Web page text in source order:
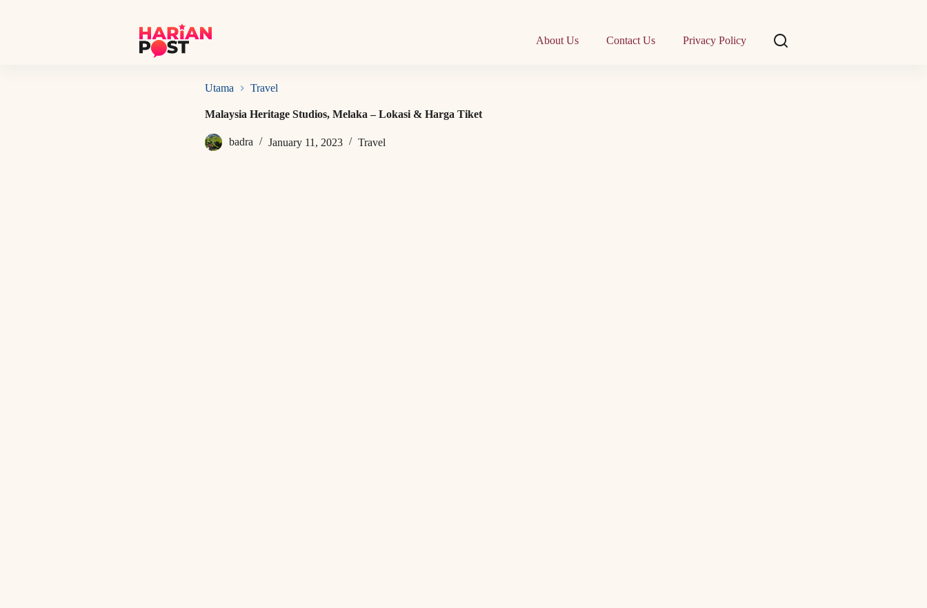
About Us Contact Us Privacy Policy
Utama Travel
Malaysia Heritage Studios, Melaka – Lokasi & Harga Tiket
badra January 11, 2023 Travel